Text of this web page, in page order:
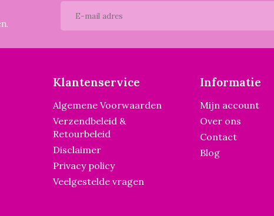
Klantenservice
Algemene Voorwaarden
Verzendbeleid &
Retourbeleid
Disclaimer
Privacy policy
Veelgestelde vragen
Informatie
Mijn account
Over ons
Contact
Blog